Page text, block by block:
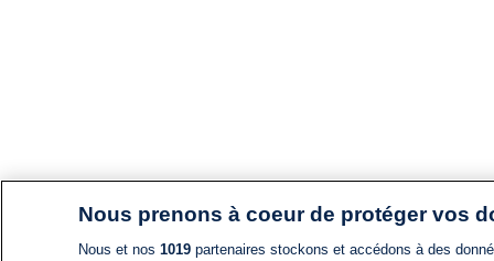
Nous prenons à coeur de protéger vos
Nous et nos 1019partenaires stockons et accédons à des